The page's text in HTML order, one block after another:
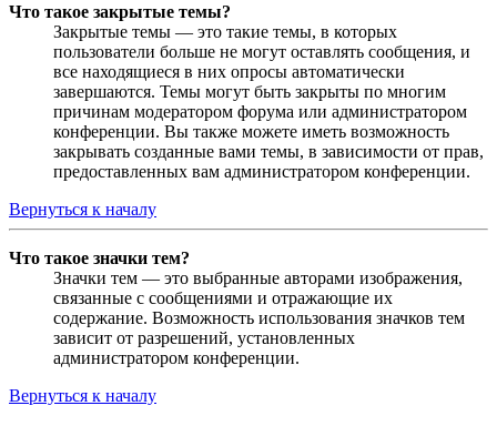
Что такое закрытые темы?
Закрытые темы — это такие темы, в которых
пользователи больше не могут оставлять сообщения, и
все находящиеся в них опросы автоматически
завершаются. Темы могут быть закрыты по многим
причинам модератором форума или администратором
конференции. Вы также можете иметь возможность
закрывать созданные вами темы, в зависимости от прав,
предоставленных вам администратором конференции.
Вернуться к началу
Что такое значки тем?
Значки тем — это выбранные авторами изображения,
связанные с сообщениями и отражающие их
содержание. Возможность использования значков тем
зависит от разрешений, установленных
администратором конференции.
Вернуться к началу